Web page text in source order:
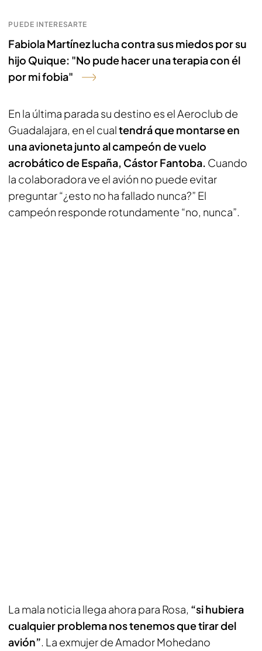
PUEDE INTERESARTE
Fabiola Martínez lucha contra sus miedos por su
hijo Quique: "No pude hacer una terapia con él
por mi fobia"
En la última parada su destino es el Aeroclub de
Guadalajara, en el cualtendrá que montarse en
una avioneta junto al campeón de vuelo
acrobático de España, Cástor Fantoba. Cuando
la colaboradora ve el avión no puede evitar
preguntar “¿esto no ha fallado nunca?” El
campeón responde rotundamente “no, nunca”.
La mala noticia llega ahora para Rosa, “si hubiera
cualquier problema nos tenemos que tirar del
avión”. La exmujer de Amador Mohedano